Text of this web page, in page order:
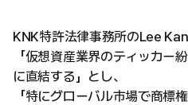
KNK特許法律事務所のLee
「仮想資産業界のティッカー
に直結する」とし、
「特にグローバル市場で商標